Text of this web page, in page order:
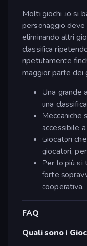
Molti giochi .io si
personaggio deve
eliminando altri
classifica
ripetutamente
maggior parte dei
Una grande
una
Meccaniche
accessibile a
Giocatori
giocatori,
Per lo più si
forte
cooperativa.
FAQ
Quali sono i